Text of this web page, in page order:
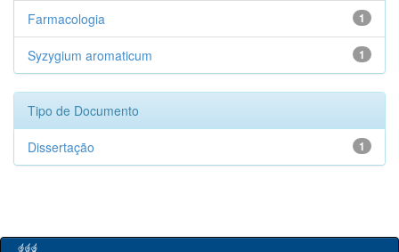
1
Farmacologia
1
Syzygium aromaticum
Tipo de Documento
1
Dissertação